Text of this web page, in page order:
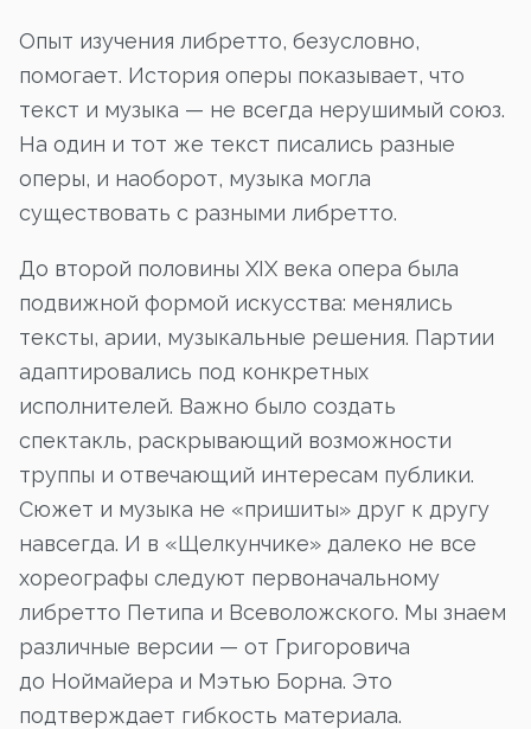
Опыт изучения либретто, безусловно,
помогает. История оперы показывает, что
текст и музыка — не всегда нерушимый союз.
На один и тот же текст писались разные
оперы, и наоборот, музыка могла
существовать с разными либретто.
До второй половины XIX века опера была
подвижной формой искусства: менялись
тексты, арии, музыкальные решения. Партии
адаптировались под конкретных
исполнителей. Важно было создать
спектакль, раскрывающий возможности
труппы и отвечающий интересам публики.
Сюжет и музыка не «пришиты» друг к другу
навсегда. И в «Щелкунчике» далеко не все
хореографы следуют первоначальному
либретто Петипа и Всеволожского. Мы знаем
различные версии — от Григоровича
до Ноймайера и Мэтью Борна. Это
подтверждает гибкость материала.